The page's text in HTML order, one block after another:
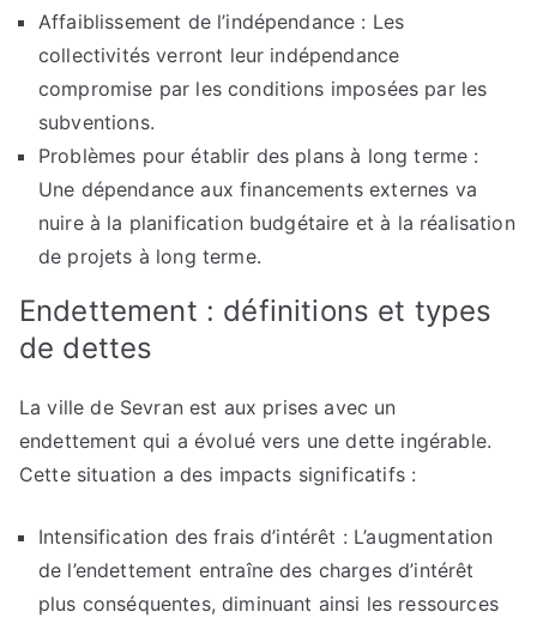
Affaiblissement de l’indépendance : Les
collectivités verront leur indépendance
compromise par les conditions imposées par les
subventions.
Problèmes pour établir des plans à long terme :
Une dépendance aux financements externes va
nuire à la planification budgétaire et à la réalisation
de projets à long terme.
Endettement : définitions et types
de dettes
La ville de Sevran est aux prises avec un
endettement qui a évolué vers une dette ingérable.
Cette situation a des impacts significatifs :
Intensification des frais d’intérêt : L’augmentation
de l’endettement entraîne des charges d’intérêt
plus conséquentes, diminuant ainsi les ressources